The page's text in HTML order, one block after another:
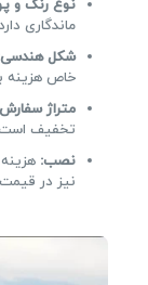
نوع رنگ و
ماندگاری
شکل
خاص هزینه
متراژ
تخفیف
نصب:
نیز در